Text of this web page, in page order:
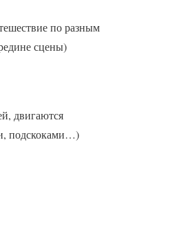
по разным
сцены)
двигаются
подскоками…)